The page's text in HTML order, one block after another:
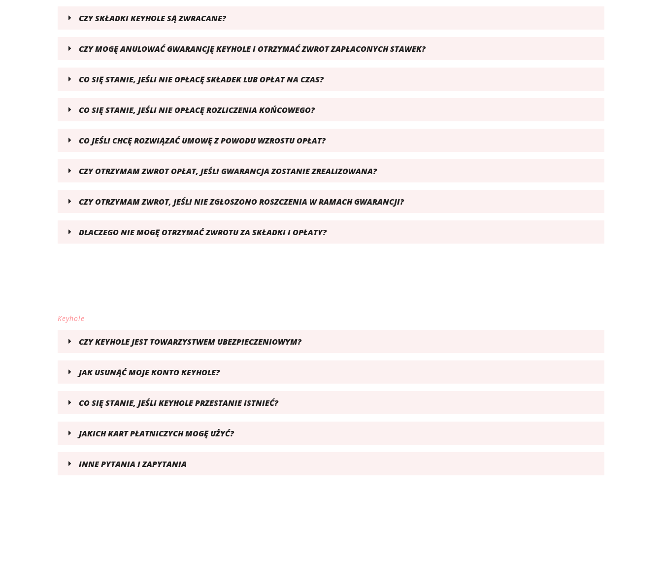
CZY SKŁADKI KEYHOLE SĄ ZWRACANE?
CZY MOGĘ ANULOWAĆ GWARANCJĘ KEYHOLE I OTRZYMAĆ ZWROT ZAPŁACONYCH STAWEK?
CO SIĘ STANIE, JEŚLI NIE OPŁACĘ SKŁADEK LUB OPŁAT NA CZAS?
CO SIĘ STANIE, JEŚLI NIE OPŁACĘ ROZLICZENIA KOŃCOWEGO?
CO JEŚLI CHCĘ ROZWIĄZAĆ UMOWĘ Z POWODU WZROSTU OPŁAT?
CZY OTRZYMAM ZWROT OPŁAT, JEŚLI GWARANCJA ZOSTANIE ZREALIZOWANA?
CZY OTRZYMAM ZWROT, JEŚLI NIE ZGŁOSZONO ROSZCZENIA W RAMACH GWARANCJI?
DLACZEGO NIE MOGĘ OTRZYMAĆ ZWROTU ZA SKŁADKI I OPŁATY?
Keyhole
CZY KEYHOLE JEST TOWARZYSTWEM UBEZPIECZENIOWYM?
JAK USUNĄĆ MOJE KONTO KEYHOLE?
CO SIĘ STANIE, JEŚLI KEYHOLE PRZESTANIE ISTNIEĆ?
JAKICH KART PŁATNICZYCH MOGĘ UŻYĆ?
INNE PYTANIA I ZAPYTANIA